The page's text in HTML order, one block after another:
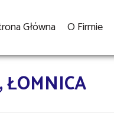
Główna O Firmie
ŁOMNICA